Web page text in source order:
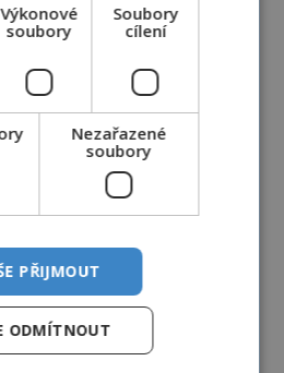
Výkonové
soubory
Soubory
cílení
Nezařazené
soubory
PŘIJMOUT
ODMÍTNOUT